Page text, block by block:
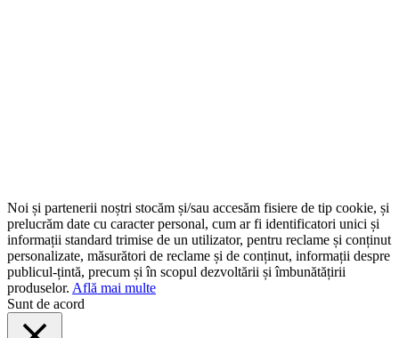
Noi și partenerii noștri stocăm și/sau accesăm fisiere de tip cookie, și
prelucrăm date cu caracter personal, cum ar fi identificatori unici și
informații standard trimise de un utilizator, pentru reclame și conținut
personalizate, măsurători de reclame și de conținut, informații despre
publicul-țintă, precum și în scopul dezvoltării și îmbunătățirii
produselor. Află mai multe
Sunt de acord